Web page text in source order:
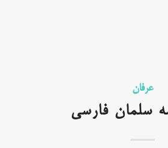
عرفان
سلمان فارسی